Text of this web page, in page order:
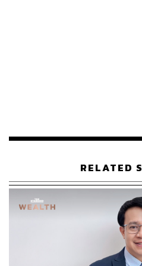
เมื่อเข้าสู่ช่วงกลางปี 2568 จะเ
กลุ่มเติบโต (Growth) อีกครั้ง โ
และเวียดนาม
หวัง ‘วอลุ่มเทรด’ กลับมาคึก
RELATED